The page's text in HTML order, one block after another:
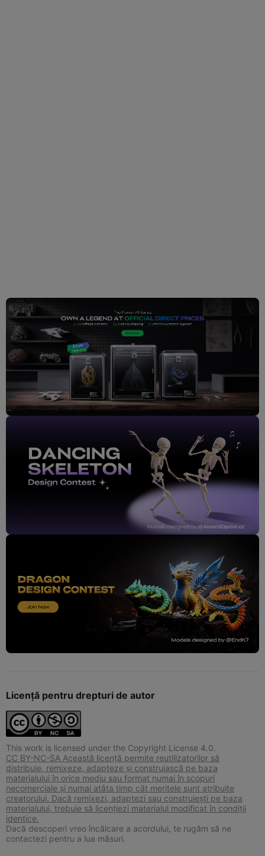
Licență pentru drepturi de autor
This work is licensed under the Copyright License 4.0.
CC BY-NC-SA Această licență permite reutilizatorilor să
distribuie, remixeze, adapteze și construiască pe baza
materialului în orice mediu sau format numai în scopuri
necomerciale și numai atâta timp cât meritele sunt atribuite
creatorului. Dacă remixezi, adaptezi sau construiești pe baza
materialului, trebuie să licențiezi materialul modificat în condiții
identice.
Dacă descoperi vreo încălcare a acordului, te rugăm să ne
contactezi pentru a lua măsuri.